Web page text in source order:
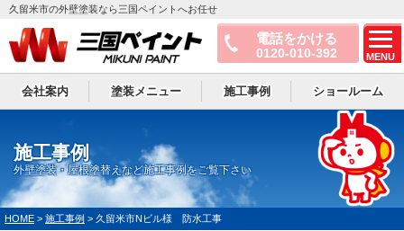
電話をかける
0120-010-392 MENU
久留米市の外壁塗装なら三国ペイントへお任せ
会社案内 塗装メニュー 施工事例 ショールーム
施工事例
外壁塗装・屋根塗替えなど施工事例をご覧下さい
HOME > 施工事例 > 久留米市Nビル様 防水工事